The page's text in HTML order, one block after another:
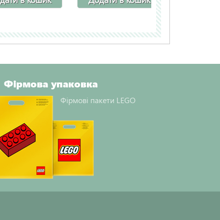
Фірмова упаковка
Фірмові пакети LEGO